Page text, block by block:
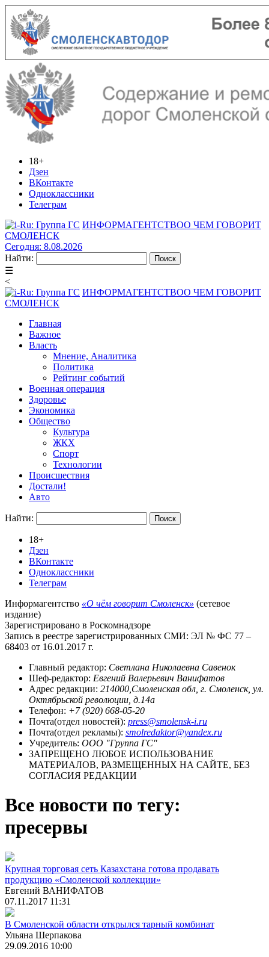
18+
Дзен
ВКонтакте
Одноклассники
Телеграм
ИНФОРМАГЕНТСТВОО ЧЕМ ГОВОРИТ
СМОЛЕНСК
Сегодня: 8.08.2026
Найти:
☰
<
ИНФОРМАГЕНТСТВОО ЧЕМ ГОВОРИТ
СМОЛЕНСК
Главная
Важное
Власть
Мнение, Аналитика
Политика
Рейтинг событий
Военная операция
Здоровье
Экономика
Общество
Культура
ЖКХ
Спорт
Технологии
Происшествия
Достали!
Авто
Найти:
18+
Дзен
ВКонтакте
Одноклассники
Телеграм
Информагентство «О чём говорит Смоленск» (сетевое
издание)
Зарегистрировано в Роскомнадзоре
Запись в реестре зарегистрированных СМИ: ЭЛ № ФС 77 –
68403 от 16.01.2017 г.
Главный редактор: Светлана Николаевна Савенок
Шеф-редактор: Евгений Валерьевич Ванифатов
Адрес редакции: 214000,Смоленская обл, г. Смоленск, ул.
Октябрьской революции, д.14а
Телефон: +7 (920) 668-05-20
Почта(отдел новостей): press@smolensk-i.ru
Почта(отдел рекламы): smolredaktor@yandex.ru
Учредитель: ООО "Группа ГС"
ЗАПРЕЩЕНО ЛЮБОЕ ИСПОЛЬЗОВАНИЕ
МАТЕРИАЛОВ, РАЗМЕЩЕННЫХ НА САЙТЕ, БЕЗ
СОГЛАСИЯ РЕДАКЦИИ
Все новости по тегу:
пресервы
Крупная торговая сеть Казахстана готова продавать
продукцию «Смоленской коллекции»
Евгений ВАНИФАТОВ
07.11.2017 11:31
В Смоленской области открылся тарный комбинат
Ульяна Шерпакова
29.09.2016 10:00